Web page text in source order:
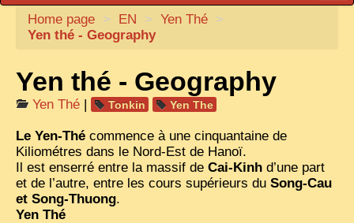
CARTACARO
PHOTOGRAPHERS, PUBLISHERS
ILLUSTRATORS
TONKIN
BORDERLANDS
DE THAM
1908, DEFIANCE & REBELLION
1909, BATTLEFRONT
Home page > EN > Yen Thé >
Yen thé - Geography
Yen thé - Geography
Yen Thé | Tonkin Yen The
Le Yen-Thé commence à une cinquantaine de
Kiliométres dans le Nord-Est de Hanoï.
Il est enserré entre la massif de Cai-Kinh d’une part
et de l’autre, entre les cours supérieurs du Song-Cau
et Song-Thuong.
Yen Thé